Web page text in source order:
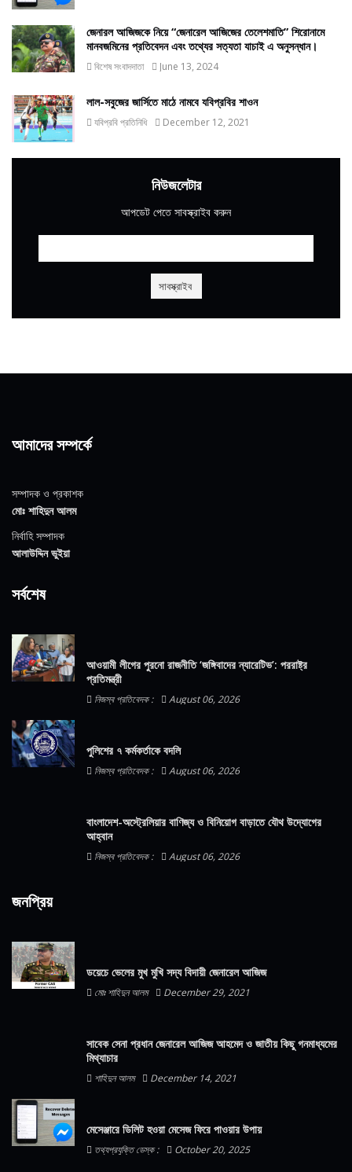
জেনারল আজিজকে নিয়ে “জেনারেল আজিজের তেলেশমাতি” শিরোনামে
মানবজমিনের প্রতিবেদন এবং তথ্যের সত্যতা যাচাই এ অনুসন্ধান।
বিশেষ সংবাদদাতা June 13, 2024
লাল-সবুজের জার্সিতে মাঠে নামবে যবিপ্রবির শাওন
যবিপ্রবি প্রতিনিধি December 12, 2021
নিউজলেটার
আপডেট পেতে সাবস্ক্রাইব করুন
আমাদের সম্পর্কে
সম্পাদক ও প্রকাশক
মোঃ শাহিদুন আলম
নির্বাহি সম্পাদক
আলাউদ্দিন ভুইয়া
সর্বশেষ
আওয়ামী লীগের পুরনো রাজনীতি ‘জঙ্গিবাদের ন্যারেটিভ’: পররাষ্ট্র
প্রতিমন্ত্রী
নিজস্ব প্রতিবেদক : August 06, 2026
পুলিশের ৭ কর্মকর্তাকে বদলি
নিজস্ব প্রতিবেদক : August 06, 2026
বাংলাদেশ-অস্ট্রেলিয়ার বাণিজ্য ও বিনিয়োগ বাড়াতে যৌথ উদ্যোগের
আহ্বান
নিজস্ব প্রতিবেদক : August 06, 2026
জনপ্রিয়
ডয়েচে ভেলের মুখ মুখি সদ্য বিদায়ী জেনারেল আজিজ
মোঃ শাহিদুন আলম December 29, 2021
সাবেক সেনা প্রধান জেনারেল আজিজ আহমেদ ও জাতীয় কিছু গনমাধ্যমের
মিথ্যাচার
শাহিদুন আলম December 14, 2021
মেসেঞ্জারে ডিলিট হওয়া মেসেজ ফিরে পাওয়ার উপায়
তথ্যপ্রযুক্তি ডেস্ক : October 20, 2025